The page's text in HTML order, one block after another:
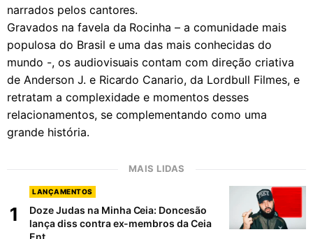
narrados pelos cantores.
Gravados na favela da Rocinha – a comunidade mais
populosa do Brasil e uma das mais conhecidas do
mundo -, os audiovisuais contam com direção criativa
de Anderson J. e Ricardo Canario, da Lordbull Filmes, e
retratam a complexidade e momentos desses
relacionamentos, se complementando como uma
grande história.
MAIS LIDAS
1
LANÇAMENTOS
Doze Judas na Minha Ceia: Doncesão
lança diss contra ex-membros da Ceia
Ent